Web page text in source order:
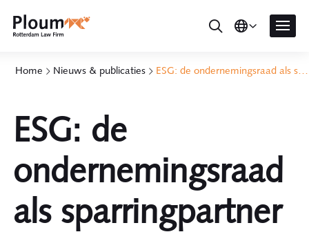
Home Nieuws & publicaties ESG: de ondernemingsraad als sparringpartner
ESG: de
ondernemingsraad
als sparringpartner